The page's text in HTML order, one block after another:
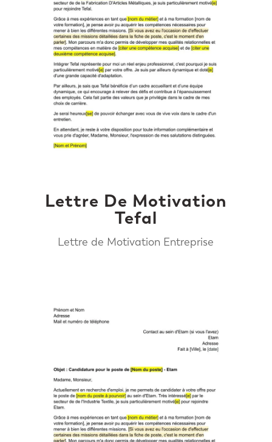
Lettre De Motivation
Tefal
Lettre de Motivation Entreprise